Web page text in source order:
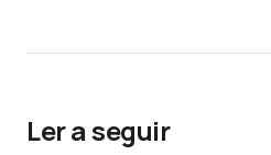
Ler a seguir